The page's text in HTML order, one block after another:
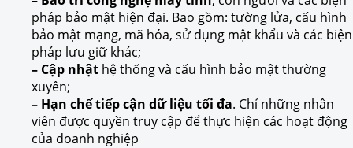
pháp bảo mật hiện đại. Bao gồm: tường lửa, cấu hình
bảo mật mạng, mã hóa, sử dụng mật khẩu và các biện
pháp lưu giữ khác;
– Cập nhật hệ thống và cấu hình bảo mật thường
xuyên;
– Hạn chế tiếp cận dữ liệu tối đa. Chỉ những nhân
viên được quyền truy cập để thực hiện các hoạt động
của doanh nghiệp